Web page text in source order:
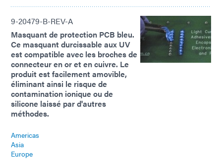
9-20479-B-REV-A
Masquant de protection PCB bleu.
Ce masquant durcissable aux UV
est compatible avec les broches de
connecteur en or et en cuivre. Le
produit est facilement amovible,
éliminant ainsi le risque de
contamination ionique ou de
silicone laissé par d'autres
méthodes.
Americas
Asia
Europe